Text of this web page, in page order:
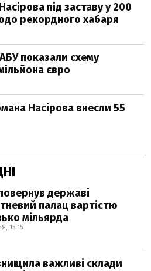
під заставу у 200
рекордного хабаря
показали схему
євро
Насірова внесли 55
державі
палац вартістю
мільярда
15:15
важливі склади